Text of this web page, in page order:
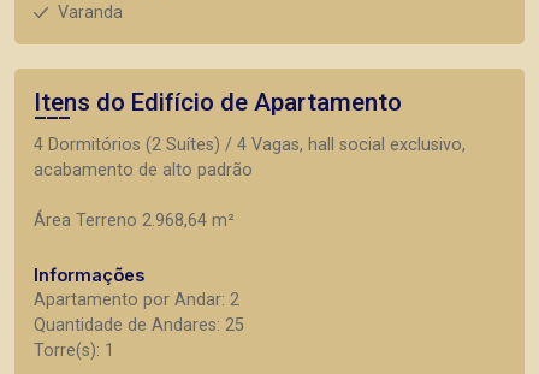
Varanda
Itens do Edifício de Apartamento
4 Dormitórios (2 Suítes) / 4 Vagas, hall social exclusivo,
acabamento de alto padrão
Área Terreno 2.968,64 m²
Informações
Apartamento por Andar: 2
Quantidade de Andares: 25
Torre(s): 1